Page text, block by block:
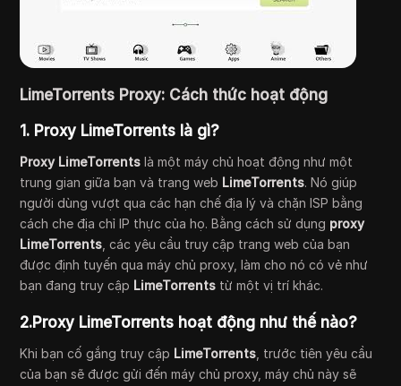
LimeTorrents Proxy: Cách thức hoạt động
1. Proxy LimeTorrents là gì?
Proxy LimeTorrents là một máy chủ hoạt động như một
trung gian giữa bạn và trang web LimeTorrents. Nó giúp
người dùng vượt qua các hạn chế địa lý và chặn ISP bằng
cách che địa chỉ IP thực của họ. Bằng cách sử dụng proxy
LimeTorrents , các yêu cầu truy cập trang web của bạn
được định tuyến qua máy chủ proxy, làm cho nó có vẻ như
bạn đang truy cập LimeTorrents từ một vị trí khác.
2.Proxy LimeTorrents hoạt động như thế nào?
Khi bạn cố gắng truy cập LimeTorrents , trước tiên yêu cầu
của bạn sẽ được gửi đến máy chủ proxy, máy chủ này sẽ